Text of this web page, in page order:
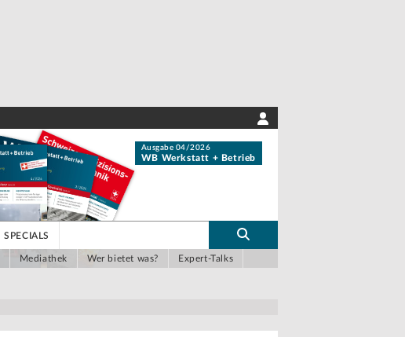
Ausgabe 04/2026
WB Werkstatt + Betrieb
SPECIALS
Mediathek Wer bietet was? Expert-Talks